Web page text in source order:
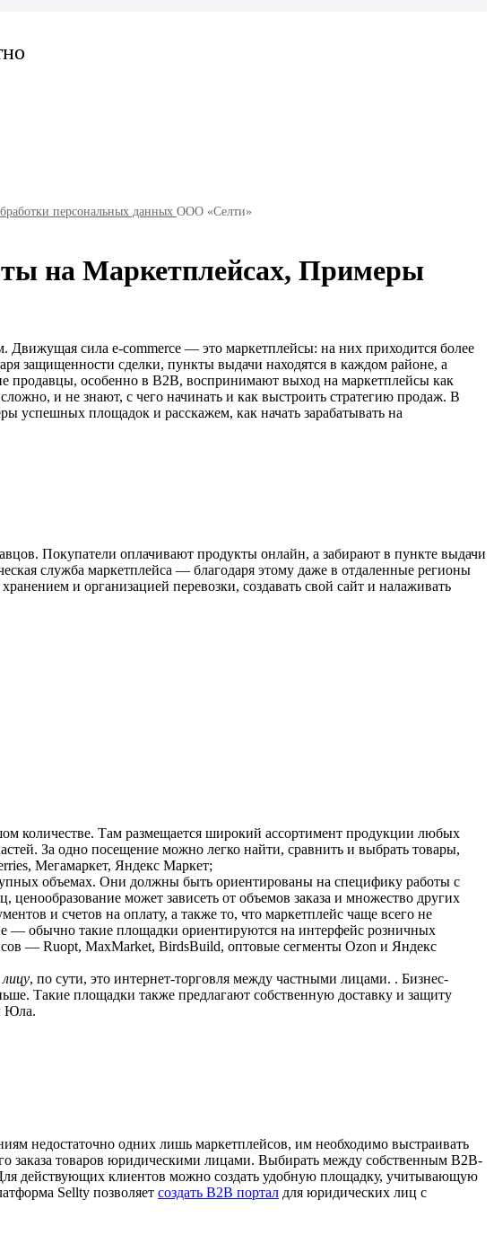
персональных данных ООО «Селти»
на Маркетплейсах, Примеры
Движущая сила e-commerce — это маркетплейсы: на них приходится более
защищенности сделки, пункты выдачи находятся в каждом районе, а
продавцы, особенно в B2B, воспринимают выход на маркетплейсы как
и не знают, с чего начинать и как выстроить стратегию продаж. В
успешных площадок и расскажем, как начать зарабатывать на
Покупатели оплачивают продукты онлайн, а забирают в пункте выдачи
служба маркетплейса — благодаря этому даже в отдаленные регионы
и организацией перевозки, создавать свой сайт и налаживать
количестве. Там размещается широкий ассортимент продукции любых
За одно посещение можно легко найти, сравнить и выбрать товары,
Мегамаркет, Яндекс Маркет;
объемах. Они должны быть ориентированы на специфику работы с
может зависеть от объемов заказа и множество других
и счетов на оплату, а также то, что маркетплейс чаще всего не
— обычно такие площадки ориентируются на интерфейс розничных
— Ruopt, MaxMarket, BirdsBuild, оптовые сегменты Ozon и Яндекс
, по сути, это интернет-торговля между частными лицами. . Бизнес-
Такие площадки также предлагают собственную доставку и защиту
Юла.
недостаточно одних лишь маркетплейсов, им необходимо выстраивать
заказа товаров юридическими лицами. Выбирать между собственным B2B-
действующих клиентов можно создать удобную площадку, учитывающую
Sellty позволяет создать B2B портал для юридических лиц с